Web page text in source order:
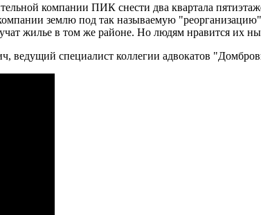
компании ПИК снести два квартала
землю под так называемую
жилье в том же районе. Но людям нравится их
ведущий специалист коллегии адвокатов